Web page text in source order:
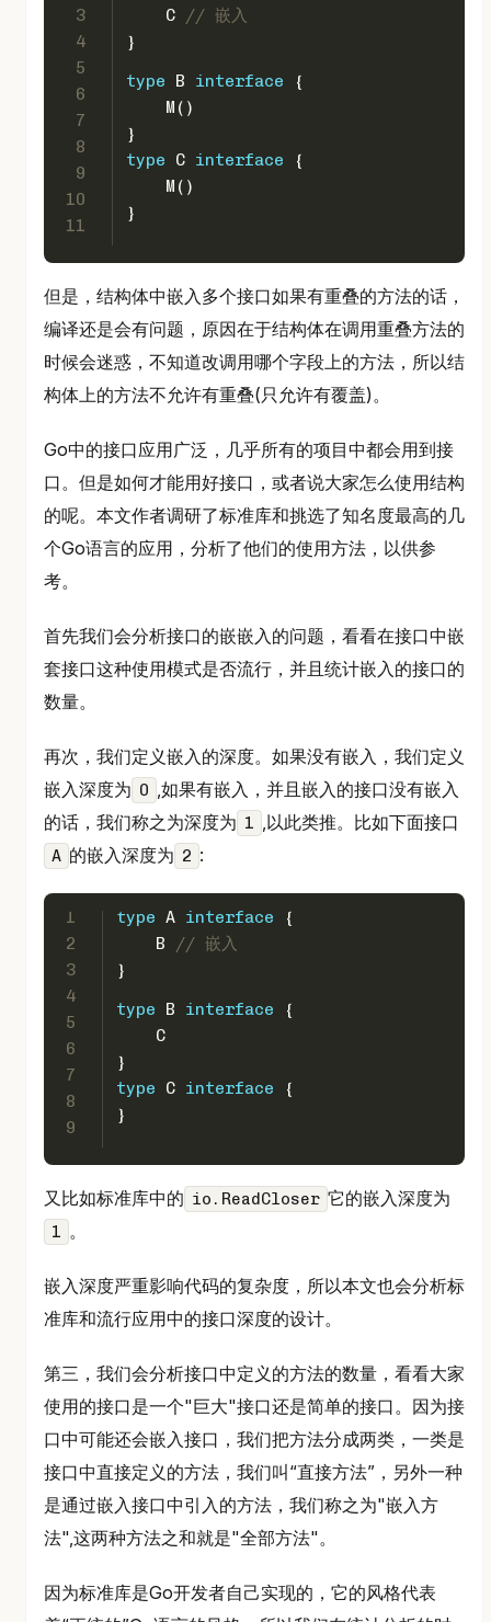
3
4
5
6
7
8
9
10
11
    C
// 嵌入
}
type B interface {
    M()
}
type C interface {
    M()
}
但是，结构体中嵌入多个接口如果有重叠的方法的话，
编译还是会有问题，原因在于结构体在调用重叠方法的
时候会迷惑，不知道改调用哪个字段上的方法，所以结
构体上的方法不允许有重叠(只允许有覆盖)。
Go中的接口应用广泛，几乎所有的项目中都会用到接
口。但是如何才能用好接口，或者说大家怎么使用结构
的呢。本文作者调研了标准库和挑选了知名度最高的几
个Go语言的应用，分析了他们的使用方法，以供参
考。
首先我们会分析接口的嵌嵌入的问题，看看在接口中嵌
套接口这种使用模式是否流行，并且统计嵌入的接口的
数量。
再次，我们定义嵌入的深度。如果没有嵌入，我们定义
嵌入深度为 0
,如果有嵌入，并且嵌入的接口没有嵌入
的话，我们称之为深度为 1 ,以此类推。比如下面接口
A 的嵌入深度为 2 :
1
2
3
4
5
6
7
8
9
type A interface {
    B
// 嵌入
}
type B interface {
    C
}
type C interface {
}
又比如标准库中的 io.ReadCloser 它的嵌入深度为
1 。
嵌入深度严重影响代码的复杂度，所以本文也会分析标
准库和流行应用中的接口深度的设计。
第三，我们会分析接口中定义的方法的数量，看看大家
使用的接口是一个"巨大"接口还是简单的接口。因为接
口中可能还会嵌入接口，我们把方法分成两类，一类是
接口中直接定义的方法，我们叫“直接方法”，另外一种
是通过嵌入接口中引入的方法，我们称之为"嵌入方
法",这两种方法之和就是"全部方法"。
因为标准库是Go开发者自己实现的，它的风格代表